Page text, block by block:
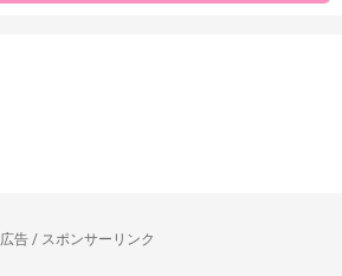
広告 / スポンサーリンク